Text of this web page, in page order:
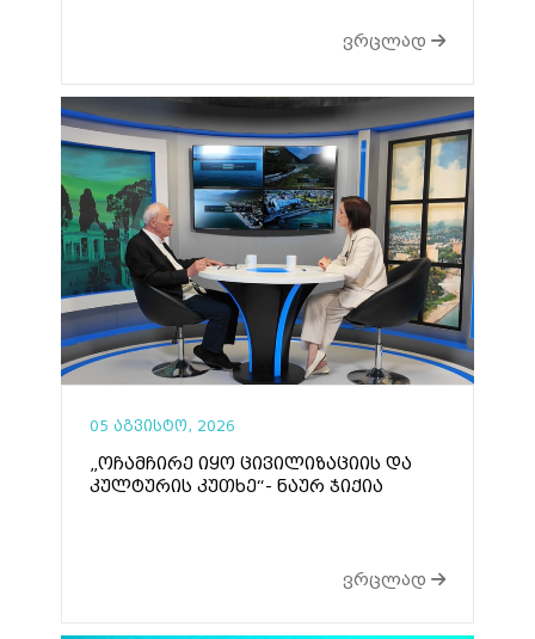
ვრცლად
05 აგვისტო, 2026
„ოჩამჩირე იყო ცივილიზაციის და
კულტურის კუთხე“- ნაურ ჯიქია
ვრცლად